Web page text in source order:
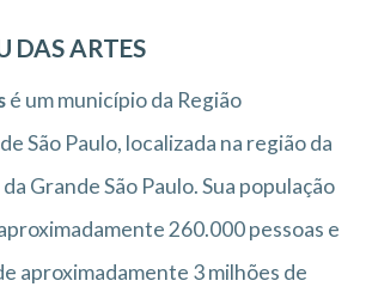
DAS ARTES
é um município da Região
São Paulo, localizada na região da
Grande São Paulo. Sua população
260.000 pessoas e
aproximadamente 3 milhões de